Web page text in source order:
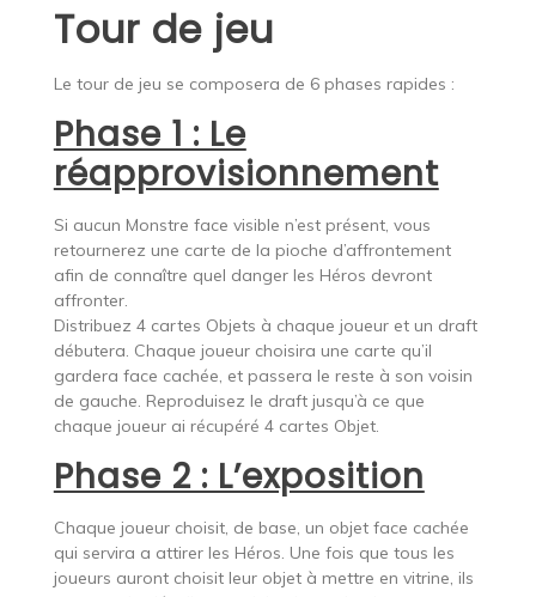
Tour de jeu
Le tour de jeu se composera de 6 phases rapides :
Phase 1 : Le
réapprovisionnement
Si aucun Monstre face visible n’est présent, vous
retournerez une carte de la pioche d’affrontement
afin de connaître quel danger les Héros devront
affronter.
Distribuez 4 cartes Objets à chaque joueur et un draft
débutera. Chaque joueur choisira une carte qu’il
gardera face cachée, et passera le reste à son voisin
de gauche. Reproduisez le draft jusqu’à ce que
chaque joueur ai récupéré 4 cartes Objet.
Phase 2 : L’exposition
Chaque joueur choisit, de base, un objet face cachée
qui servira a attirer les Héros. Une fois que tous les
joueurs auront choisit leur objet à mettre en vitrine, ils